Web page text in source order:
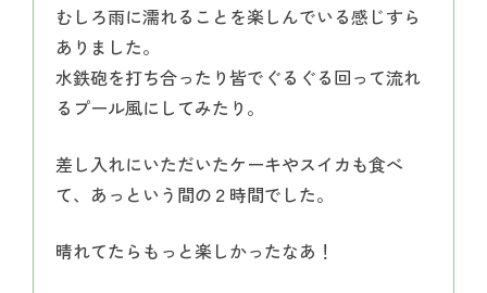
むしろ雨に濡れることを楽しんでいる感じすら
ありました。
水鉄砲を打ち合ったり皆でぐるぐる回って流れ
るプール風にしてみたり。
差し入れにいただいたケーキやスイカも食べ
て、あっという間の２時間でした。
晴れてたらもっと楽しかったなあ！